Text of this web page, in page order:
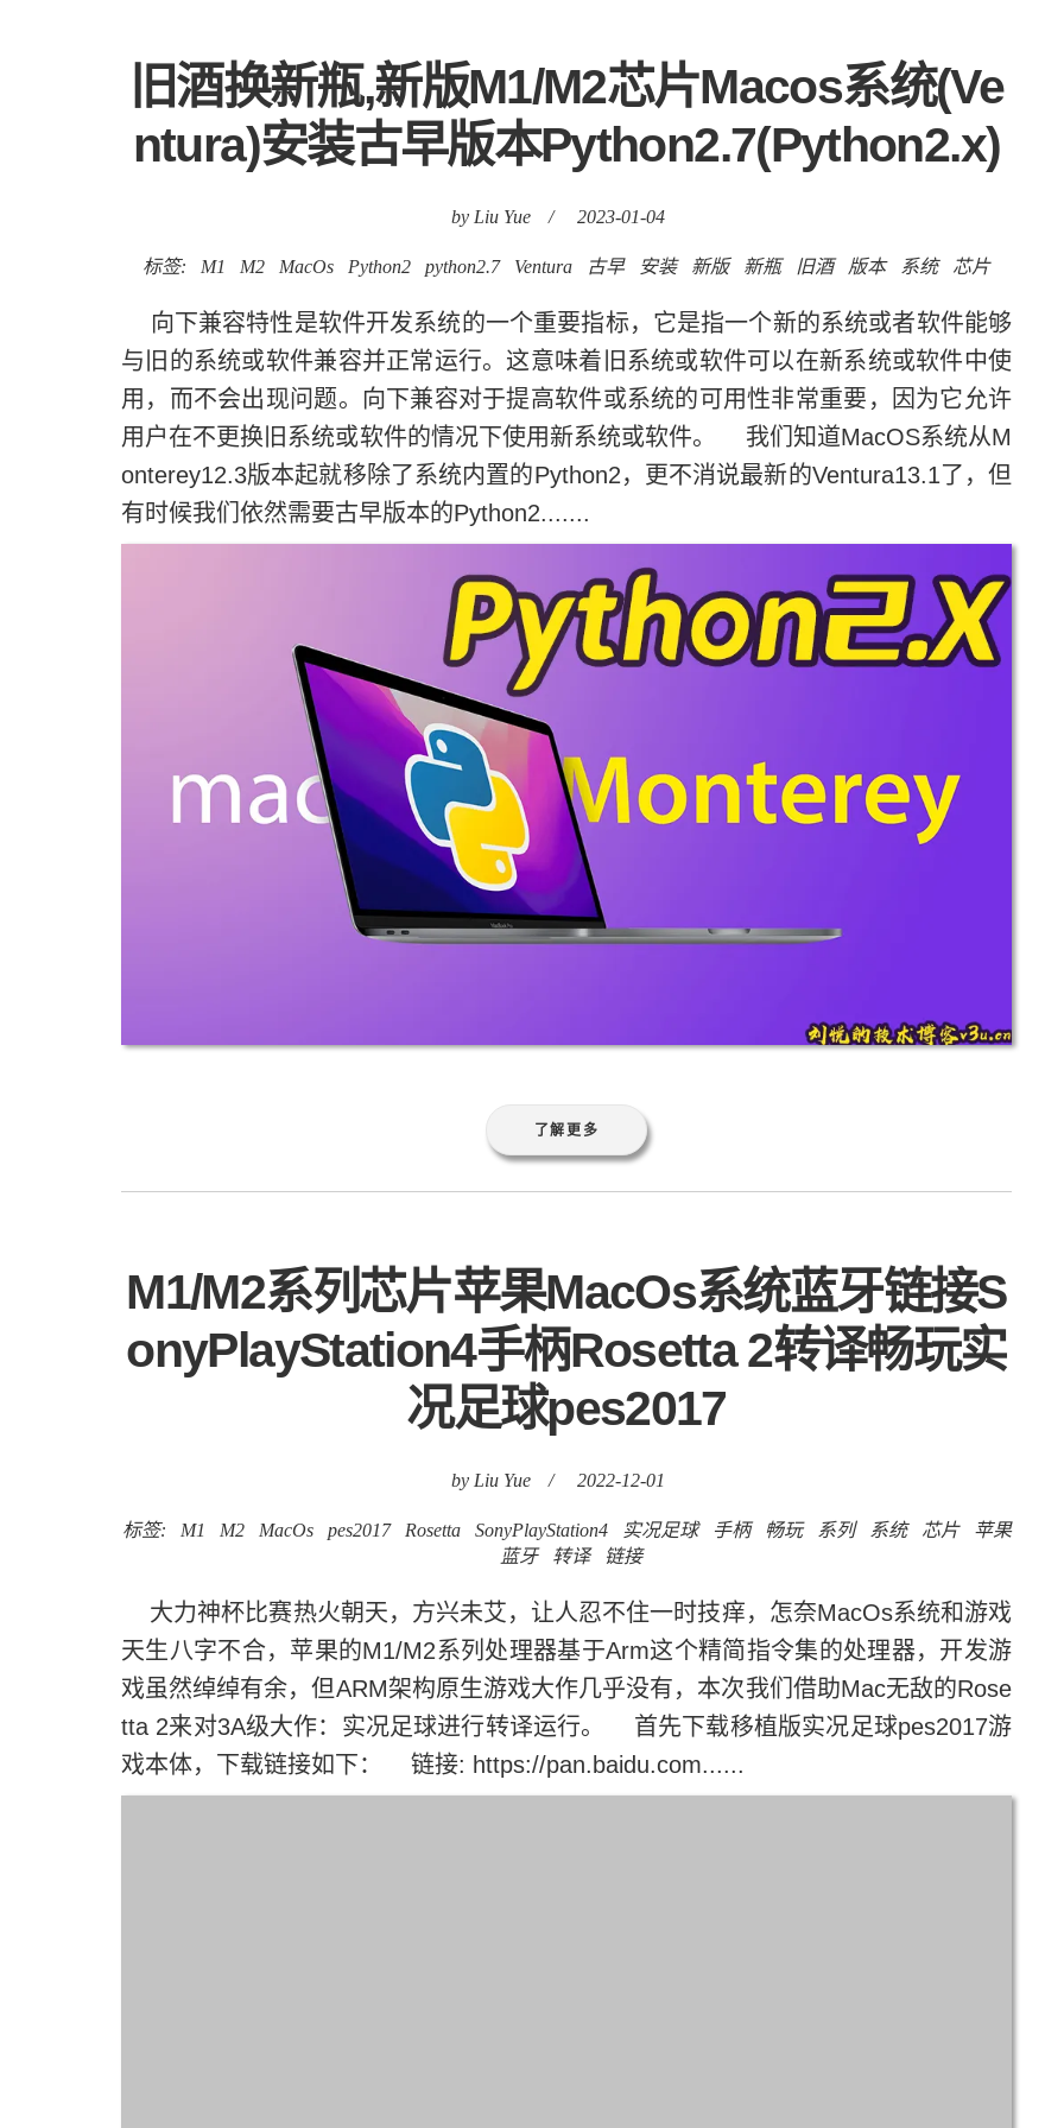
旧酒换新瓶,新版M1/M2芯片Macos系统(Ve
ntura)安装古早版本Python2.7(Python2.x)
by Liu Yue / 2023-01-04
标签: M1 M2 MacOs Python2 python2.7 Ventura 古早 安装 新版 新瓶 旧酒 版本 系统 芯片
向下兼容特性是软件开发系统的一个重要指标，它是指一个新的系统或者软件能够
与旧的系统或软件兼容并正常运行。这意味着旧系统或软件可以在新系统或软件中使
用，而不会出现问题。向下兼容对于提高软件或系统的可用性非常重要，因为它允许
用户在不更换旧系统或软件的情况下使用新系统或软件。 我们知道MacOS系统从M
onterey12.3版本起就移除了系统内置的Python2，更不消说最新的Ventura13.1了，但
有时候我们依然需要古早版本的Python2.......
了解更多
M1/M2系列芯片苹果MacOs系统蓝牙链接S
onyPlayStation4手柄Rosetta 2转译畅玩实
况足球pes2017
by Liu Yue / 2022-12-01
标签: M1 M2 MacOs pes2017 Rosetta SonyPlayStation4 实况足球 手柄 畅玩 系列 系统 芯片
苹果
蓝牙
转译 链接
大力神杯比赛热火朝天，方兴未艾，让人忍不住一时技痒，怎奈MacOs系统和游戏
天生八字不合，苹果的M1/M2系列处理器基于Arm这个精简指令集的处理器，开发游
戏虽然绰绰有余，但ARM架构原生游戏大作几乎没有，本次我们借助Mac无敌的Rose
tta 2来对3A级大作：实况足球进行转译运行。 首先下载移植版实况足球pes2017游
戏本体，下载链接如下： 链接: https://pan.baidu.com......